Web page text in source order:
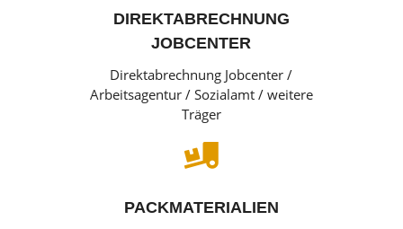
DIREKTABRECHNUNG
JOBCENTER
Direktabrechnung Jobcenter /
Arbeitsagentur / Sozialamt / weitere
Träger

PACKMATERIALIEN